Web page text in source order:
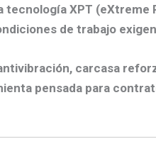
tecnología XPT (eXtreme
de trabajo
, carcasa
pensada para